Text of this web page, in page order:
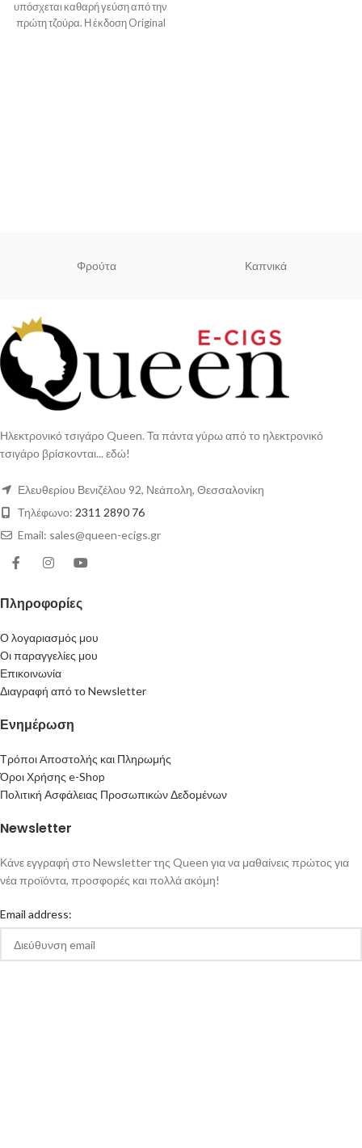
υπόσχεται καθαρή γεύση από την
πρώτη τζούρα. Η έκδοση Original
Φρούτα Καπνικά
Ηλεκτρονικό τσιγάρο Queen. Τα πάντα γύρω από το ηλεκτρονικό
τσιγάρο βρίσκονται... εδώ!
Ελευθερίου Βενιζέλου 92, Νεάπολη, Θεσσαλονίκη
Τηλέφωνο: 2311 2890 76
Email: sales@queen-ecigs.gr
Πληροφορίες
Ο λογαριασμός μου
Οι παραγγελίες μου
Επικοινωνία
Διαγραφή από το Newsletter
Ενημέρωση
Τρόποι Αποστολής και Πληρωμής
Όροι Χρήσης e-Shop
Πολιτική Ασφάλειας Προσωπικών Δεδομένων
Newsletter
Κάνε εγγραφή στο Newsletter της Queen για να μαθαίνεις πρώτος για
νέα προϊόντα, προσφορές και πολλά ακόμη!
Email address: